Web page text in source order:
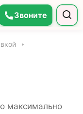
Звоните
максимально